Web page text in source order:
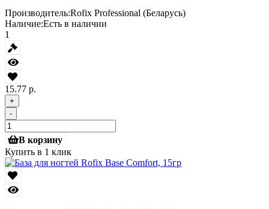
Производитель:Rofix Professional (Беларусь)
Наличие:Есть в наличии
1
15.77 р.
+
-
В корзину
Купить в 1 клик